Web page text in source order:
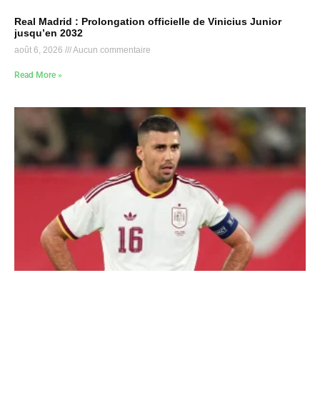
Real Madrid : Prolongation officielle de Vinicius Junior
jusqu’en 2032
août 6, 2026 Aucun commentaire
Read More »